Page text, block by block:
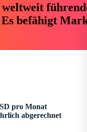
weltweit
befähigt
pro Monat
abgerechnet